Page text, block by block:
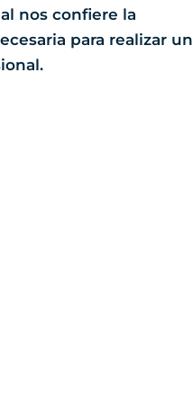
nos confiere la
para realizar un